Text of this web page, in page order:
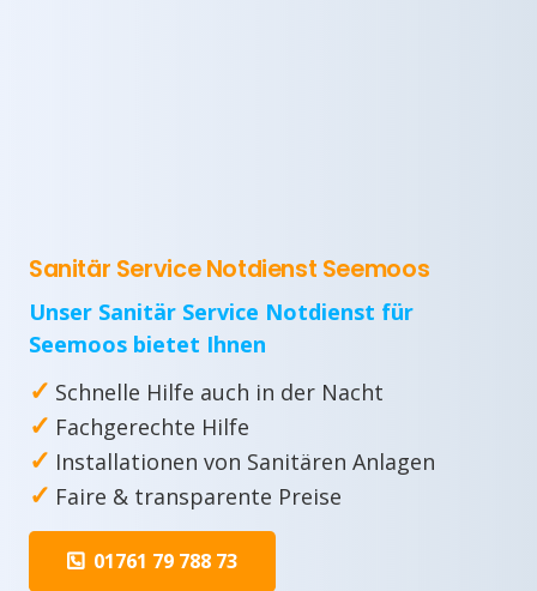
Sanitär Service Notdienst Seemoos
Unser Sanitär Service Notdienst für
Seemoos bietet Ihnen
✓ Schnelle Hilfe auch in der Nacht
✓ Fachgerechte Hilfe
✓ Installationen von Sanitären Anlagen
✓ Faire & transparente Preise
01761 79 788 73